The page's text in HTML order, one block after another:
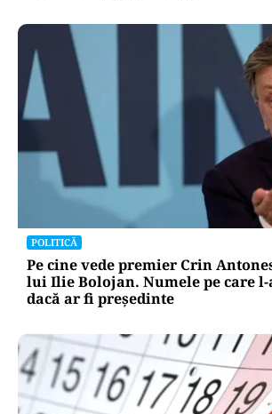
POLITICĂ
Pe cine vede premier Crin
lui Ilie Bolojan. Numele pe care l-
dacă ar fi președinte